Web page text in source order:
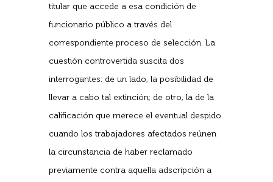
titular que accede a esa condición de
funcionario público a través del
correspondiente proceso de selección. La
cuestión controvertida suscita dos
interrogantes: de un lado, la posibilidad de
llevar a cabo tal extinción; de otro, la de la
calificación que merece el eventual despido
cuando los trabajadores afectados reúnen
la circunstancia de haber reclamado
previamente contra aquella adscripción a